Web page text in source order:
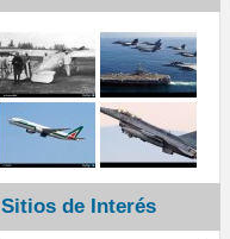
Sitios de Interés